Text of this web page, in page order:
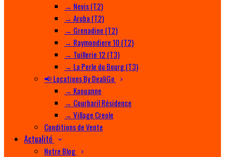
→ Nevis (T2)
→ Aruba (T2)
→ Grenadine (T2)
→ Raymondiere 10 (T2)
→ Tuillerie 12 (T3)
→ La Perle du Bourg (T3)
📢 Locations By DealiGo
→ Kaouanne
→ Courbaril Résidence
→ Village Creole
Conditions de Vente
Actualité
Notre Blog